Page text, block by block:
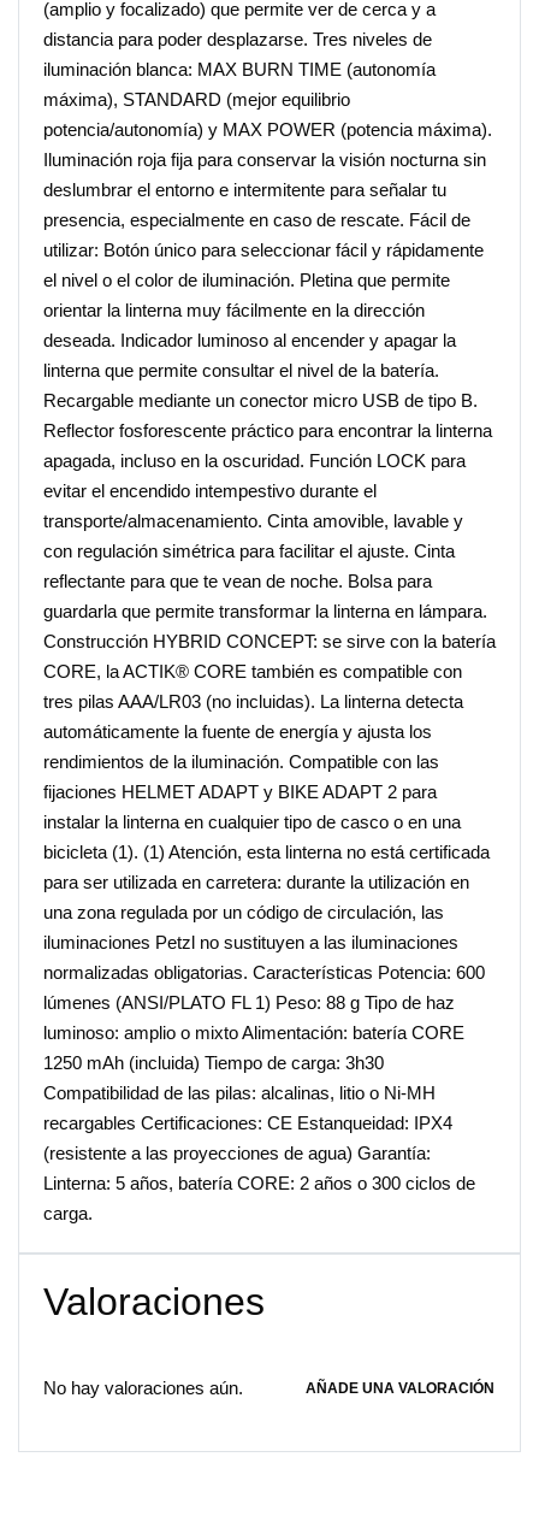
(amplio y focalizado) que permite ver de cerca y a
distancia para poder desplazarse. Tres niveles de
iluminación blanca: MAX BURN TIME (autonomía
máxima), STANDARD (mejor equilibrio
potencia/autonomía) y MAX POWER (potencia máxima).
Iluminación roja fija para conservar la visión nocturna sin
deslumbrar el entorno e intermitente para señalar tu
presencia, especialmente en caso de rescate. Fácil de
utilizar: Botón único para seleccionar fácil y rápidamente
el nivel o el color de iluminación. Pletina que permite
orientar la linterna muy fácilmente en la dirección
deseada. Indicador luminoso al encender y apagar la
linterna que permite consultar el nivel de la batería.
Recargable mediante un conector micro USB de tipo B.
Reflector fosforescente práctico para encontrar la linterna
apagada, incluso en la oscuridad. Función LOCK para
evitar el encendido intempestivo durante el
transporte/almacenamiento. Cinta amovible, lavable y
con regulación simétrica para facilitar el ajuste. Cinta
reflectante para que te vean de noche. Bolsa para
guardarla que permite transformar la linterna en lámpara.
Construcción HYBRID CONCEPT: se sirve con la batería
CORE, la ACTIK® CORE también es compatible con
tres pilas AAA/LR03 (no incluidas). La linterna detecta
automáticamente la fuente de energía y ajusta los
rendimientos de la iluminación. Compatible con las
fijaciones HELMET ADAPT y BIKE ADAPT 2 para
instalar la linterna en cualquier tipo de casco o en una
bicicleta (1). (1) Atención, esta linterna no está certificada
para ser utilizada en carretera: durante la utilización en
una zona regulada por un código de circulación, las
iluminaciones Petzl no sustituyen a las iluminaciones
normalizadas obligatorias. Características Potencia: 600
lúmenes (ANSI/PLATO FL 1) Peso: 88 g Tipo de haz
luminoso: amplio o mixto Alimentación: batería CORE
1250 mAh (incluida) Tiempo de carga: 3h30
Compatibilidad de las pilas: alcalinas, litio o Ni-MH
recargables Certificaciones: CE Estanqueidad: IPX4
(resistente a las proyecciones de agua) Garantía:
Linterna: 5 años, batería CORE: 2 años o 300 ciclos de
carga.
Valoraciones
No hay valoraciones aún. AÑADE UNA VALORACIÓN